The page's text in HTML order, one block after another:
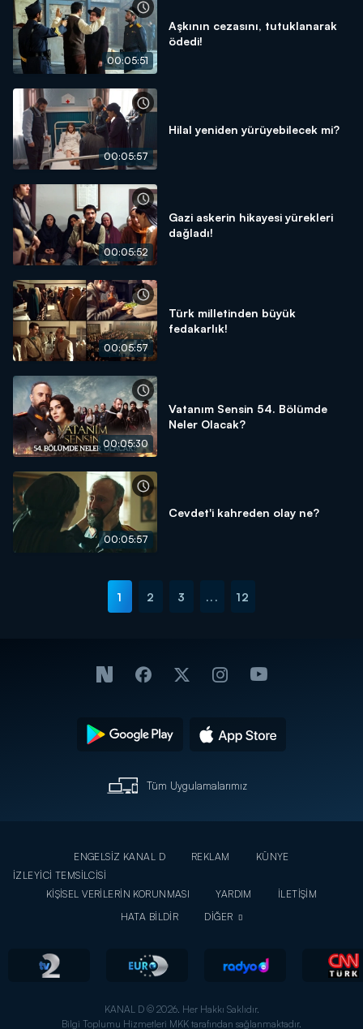
00:05:51
Aşkının cezasını, tutuklanarak
ödedi!
00:05:57
Hilal yeniden yürüyebilecek mi?
00:05:52
Gazi askerin hikayesi yürekleri
dağladı!
00:05:57
Türk milletinden büyük
fedakarlık!
00:05:30
Vatanım Sensin 54. Bölümde
Neler Olacak?
00:05:57
Cevdet'i kahreden olay ne?
1 2 3 ... 12
Tüm Uygulamalarımız
ENGELSİZ KANAL D REKLAM
KÜNYE
İZLEYİCİ TEMSİLCİSİ
KİŞİSEL VERİLERİN KORUNMASI
YARDIM
İLETİŞİM
HATA BİLDİR
DİĞER
KANAL D © 2026. Her Hakkı Saklıdır.
Bilgi Toplumu Hizmetleri MKK tarafından sağlanmaktadır.